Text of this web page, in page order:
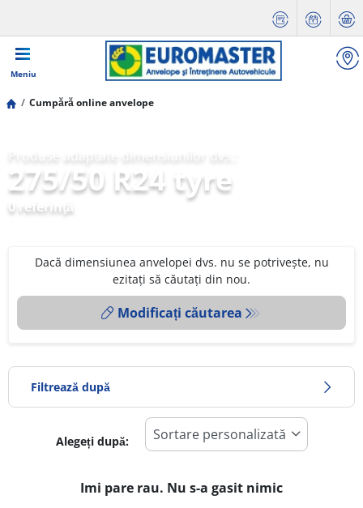
Meniu
Cumpără online anvelope
275/50 R24 tyre
0 referinţă
Dacă dimensiunea anvelopei dvs. nu se potrivește, nu
ezitați să căutați din nou.
Modificați căutarea
Filtrează după
Alegeți după:
Imi pare rau. Nu s-a gasit nimic